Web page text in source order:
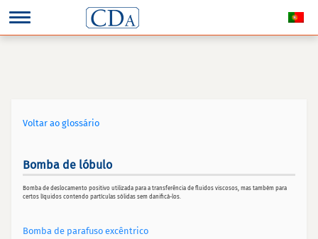
Voltar ao glossário
Bomba de lóbulo
Bomba de deslocamento positivo utilizada para a transferência de fluidos viscosos, mas também para
certos líquidos contendo partículas sólidas sem danificá-los.
Bomba de parafuso excêntrico